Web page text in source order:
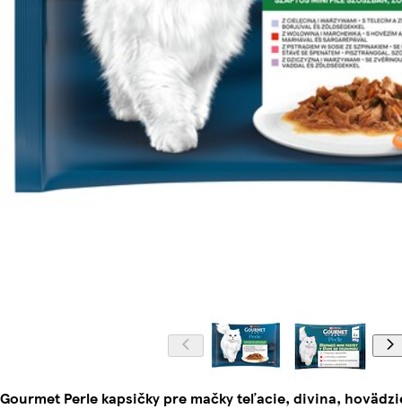
Gourmet Perle kapsičky pre mačky teľacie, divina,